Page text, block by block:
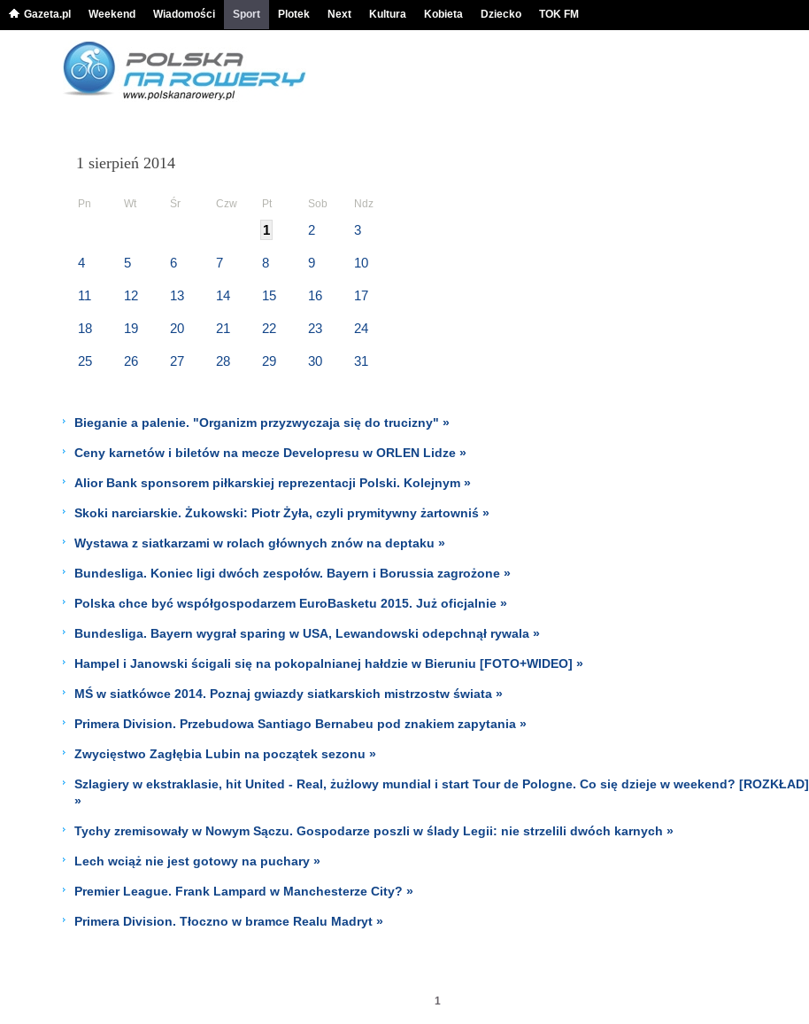
Gazeta.pl Weekend Wiadomości Sport Plotek Next Kultura Kobieta Dziecko TOK FM
1 sierpień 2014
Pn Wt Śr Czw Pt Sob Ndz
1 2 3
4 5 6 7 8 9 10
11 12 13 14 15 16 17
18 19 20 21 22 23 24
25 26 27 28 29 30 31
Bieganie a palenie. "Organizm przyzwyczaja się do trucizny" »
Ceny karnetów i biletów na mecze Developresu w ORLEN Lidze »
Alior Bank sponsorem piłkarskiej reprezentacji Polski. Kolejnym »
Skoki narciarskie. Żukowski: Piotr Żyła, czyli prymitywny żartowniś »
Wystawa z siatkarzami w rolach głównych znów na deptaku »
Bundesliga. Koniec ligi dwóch zespołów. Bayern i Borussia zagrożone »
Polska chce być współgospodarzem EuroBasketu 2015. Już oficjalnie »
Bundesliga. Bayern wygrał sparing w USA, Lewandowski odepchnął rywala »
Hampel i Janowski ścigali się na pokopalnianej hałdzie w Bieruniu [FOTO+WIDEO] »
MŚ w siatkówce 2014. Poznaj gwiazdy siatkarskich mistrzostw świata »
Primera Division. Przebudowa Santiago Bernabeu pod znakiem zapytania »
Zwycięstwo Zagłębia Lubin na początek sezonu »
Szlagiery w ekstraklasie, hit United - Real, żużlowy mundial i start Tour de Pologne. Co się dzieje w weekend? [ROZKŁAD]
»
Tychy zremisowały w Nowym Sączu. Gospodarze poszli w ślady Legii: nie strzelili dwóch karnych »
Lech wciąż nie jest gotowy na puchary »
Premier League. Frank Lampard w Manchesterze City? »
Primera Division. Tłoczno w bramce Realu Madryt »
1